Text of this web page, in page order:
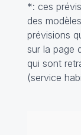
*: ces
des
prévisions
sur la page
qui sont
(service